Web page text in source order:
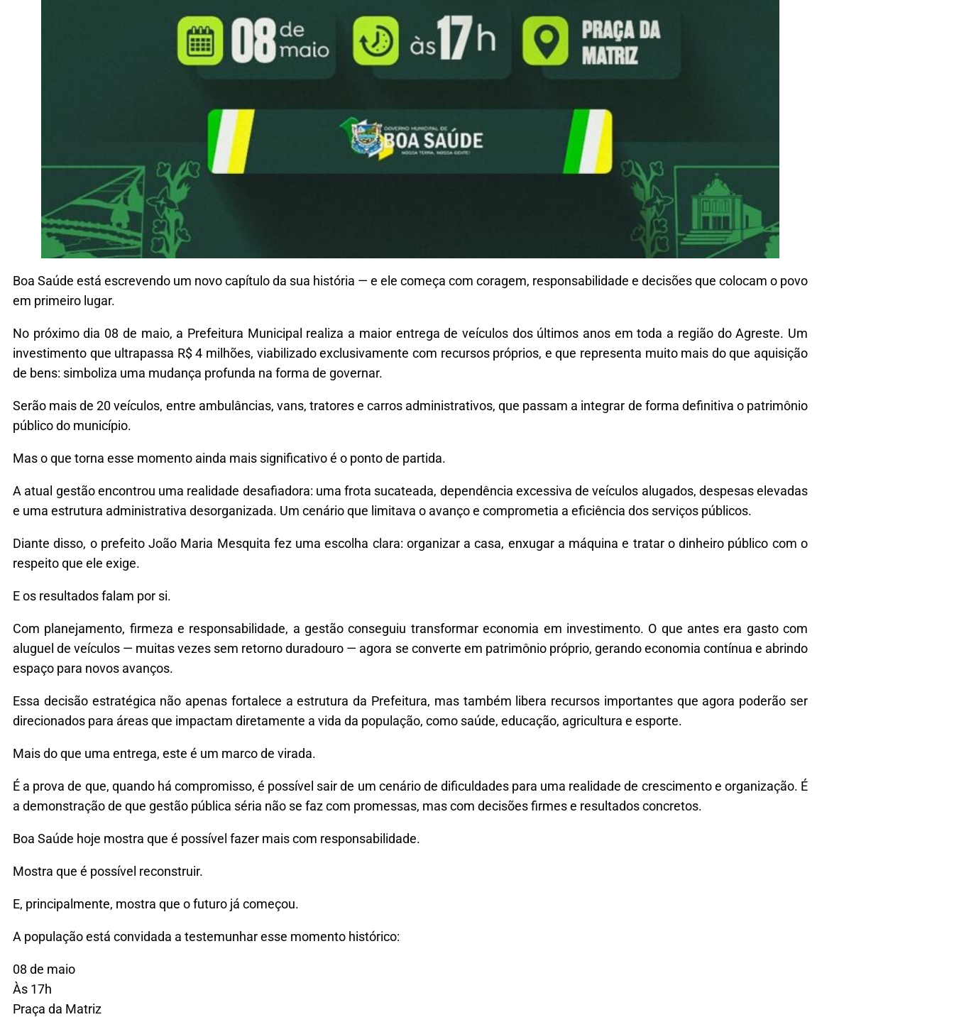
Boa Saúde está escrevendo um novo capítulo da sua história — e ele começa com coragem, responsabilidade e decisões que colocam o povo
em primeiro lugar.
No próximo dia 08 de maio, a Prefeitura Municipal realiza a maior entrega de veículos dos últimos anos em toda a região do Agreste. Um
investimento que ultrapassa R$ 4 milhões, viabilizado exclusivamente com recursos próprios, e que representa muito mais do que aquisição
de bens: simboliza uma mudança profunda na forma de governar.
Serão mais de 20 veículos, entre ambulâncias, vans, tratores e carros administrativos, que passam a integrar de forma definitiva o patrimônio
público do município.
Mas o que torna esse momento ainda mais significativo é o ponto de partida.
A atual gestão encontrou uma realidade desafiadora: uma frota sucateada, dependência excessiva de veículos alugados, despesas elevadas
e uma estrutura administrativa desorganizada. Um cenário que limitava o avanço e comprometia a eficiência dos serviços públicos.
Diante disso, o prefeito João Maria Mesquita fez uma escolha clara: organizar a casa, enxugar a máquina e tratar o dinheiro público com o
respeito que ele exige.
E os resultados falam por si.
Com planejamento, firmeza e responsabilidade, a gestão conseguiu transformar economia em investimento. O que antes era gasto com
aluguel de veículos — muitas vezes sem retorno duradouro — agora se converte em patrimônio próprio, gerando economia contínua e abrindo
espaço para novos avanços.
Essa decisão estratégica não apenas fortalece a estrutura da Prefeitura, mas também libera recursos importantes que agora poderão ser
direcionados para áreas que impactam diretamente a vida da população, como saúde, educação, agricultura e esporte.
Mais do que uma entrega, este é um marco de virada.
É a prova de que, quando há compromisso, é possível sair de um cenário de dificuldades para uma realidade de crescimento e organização. É
a demonstração de que gestão pública séria não se faz com promessas, mas com decisões firmes e resultados concretos.
Boa Saúde hoje mostra que é possível fazer mais com responsabilidade.
Mostra que é possível reconstruir.
E, principalmente, mostra que o futuro já começou.
A população está convidada a testemunhar esse momento histórico:
08 de maio
Às 17h
Praça da Matriz